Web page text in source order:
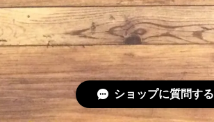
ショップに質問する